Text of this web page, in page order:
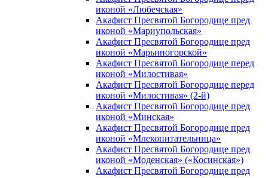
иконой «Любечская»
Акафист Пресвятой Богородице пред
иконой «Мариупольская»
Акафист Пресвятой Богородице пред
иконой «Марьиногорской»
Акафист Пресвятой Богородице перед
иконой «Милостивая»
Акафист Пресвятой Богородице перед
иконой «Милостивая» (2-й)
Акафист Пресвятой Богородице пред
иконой «Минская»
Акафист Пресвятой Богородице пред
иконой «Млекопитательница»
Акафист Пресвятой Богородице пред
иконой «Моденская» («Косинская»)
Акафист Пресвятой Богородице пред